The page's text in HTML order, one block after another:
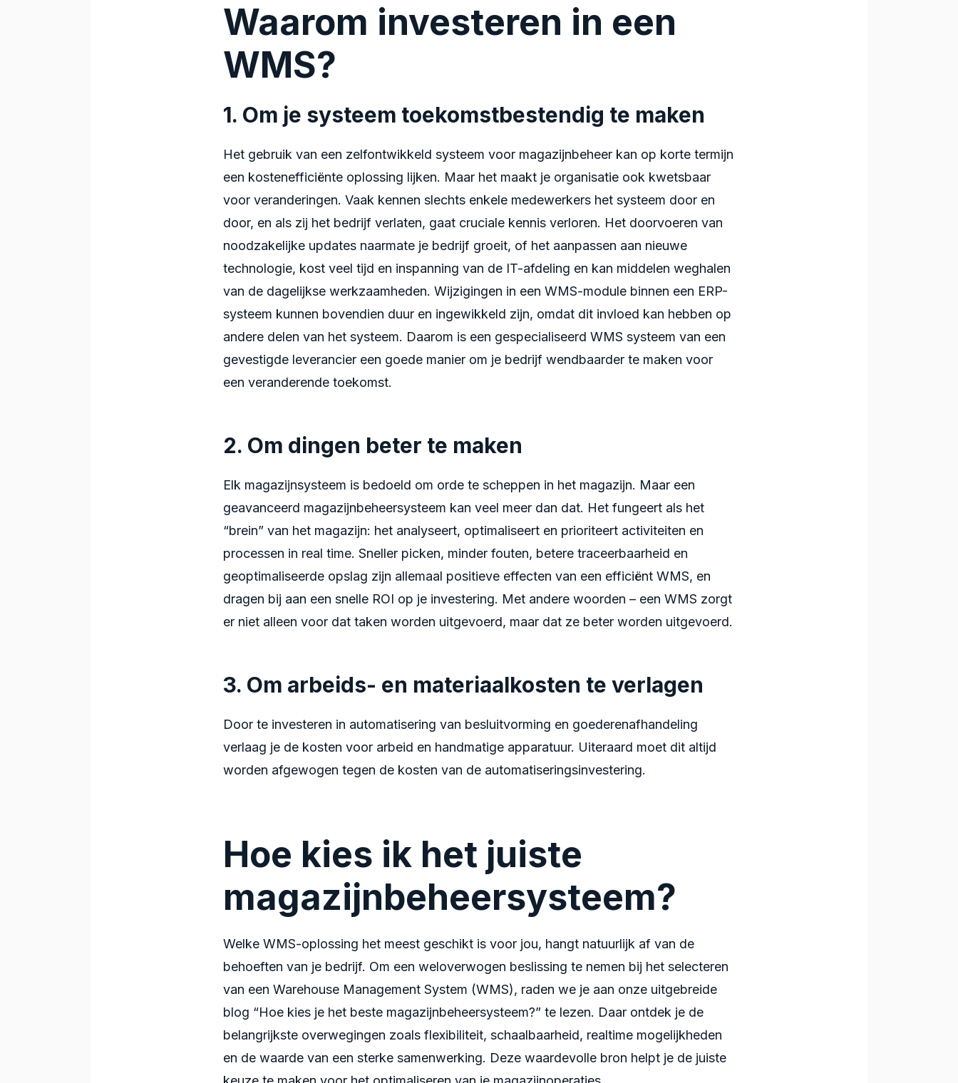
Waarom investeren in een
WMS?
1. Om je systeem toekomstbestendig te maken
Het gebruik van een zelfontwikkeld systeem voor magazijnbeheer kan op korte termijn
een kostenefficiënte oplossing lijken. Maar het maakt je organisatie ook kwetsbaar
voor veranderingen. Vaak kennen slechts enkele medewerkers het systeem door en
door, en als zij het bedrijf verlaten, gaat cruciale kennis verloren. Het doorvoeren van
noodzakelijke updates naarmate je bedrijf groeit, of het aanpassen aan nieuwe
technologie, kost veel tijd en inspanning van de IT-afdeling en kan middelen weghalen
van de dagelijkse werkzaamheden. Wijzigingen in een WMS-module binnen een ERP-
systeem kunnen bovendien duur en ingewikkeld zijn, omdat dit invloed kan hebben op
andere delen van het systeem. Daarom is een gespecialiseerd WMS systeem van een
gevestigde leverancier een goede manier om je bedrijf wendbaarder te maken voor
een veranderende toekomst.
2. Om dingen beter te maken
Elk magazijnsysteem is bedoeld om orde te scheppen in het magazijn. Maar een
geavanceerd magazijnbeheersysteem kan veel meer dan dat. Het fungeert als het
“brein” van het magazijn: het analyseert, optimaliseert en prioriteert activiteiten en
processen in real time. Sneller picken, minder fouten, betere traceerbaarheid en
geoptimaliseerde opslag zijn allemaal positieve effecten van een efficiënt WMS, en
dragen bij aan een snelle ROI op je investering. Met andere woorden – een WMS zorgt
er niet alleen voor dat taken worden uitgevoerd, maar dat ze beter worden uitgevoerd.
3. Om arbeids- en materiaalkosten te verlagen
Door te investeren in automatisering van besluitvorming en goederenafhandeling
verlaag je de kosten voor arbeid en handmatige apparatuur. Uiteraard moet dit altijd
worden afgewogen tegen de kosten van de automatiseringsinvestering.
Hoe kies ik het juiste
magazijnbeheersysteem?
Welke WMS-oplossing het meest geschikt is voor jou, hangt natuurlijk af van de
behoeften van je bedrijf. Om een weloverwogen beslissing te nemen bij het selecteren
van een Warehouse Management System (WMS), raden we je aan onze uitgebreide
blog “Hoe kies je het beste magazijnbeheersysteem?” te lezen. Daar ontdek je de
belangrijkste overwegingen zoals flexibiliteit, schaalbaarheid, realtime mogelijkheden
en de waarde van een sterke samenwerking. Deze waardevolle bron helpt je de juiste